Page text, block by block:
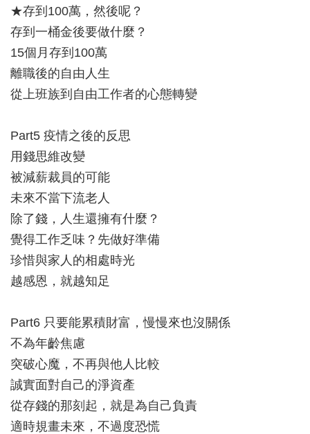
★存到100萬，然後呢？
存到一桶金後要做什麼？
15個月存到100萬
離職後的自由人生
從上班族到自由工作者的心態轉變
Part5 疫情之後的反思
用錢思維改變
被減薪裁員的可能
未來不當下流老人
除了錢，人生還擁有什麼？
覺得工作乏味？先做好準備
珍惜與家人的相處時光
越感恩，就越知足
Part6 只要能累積財富，慢慢來也沒關係
不為年齡焦慮
突破心魔，不再與他人比較
誠實面對自己的淨資產
從存錢的那刻起，就是為自己負責
適時規畫未來，不過度恐慌